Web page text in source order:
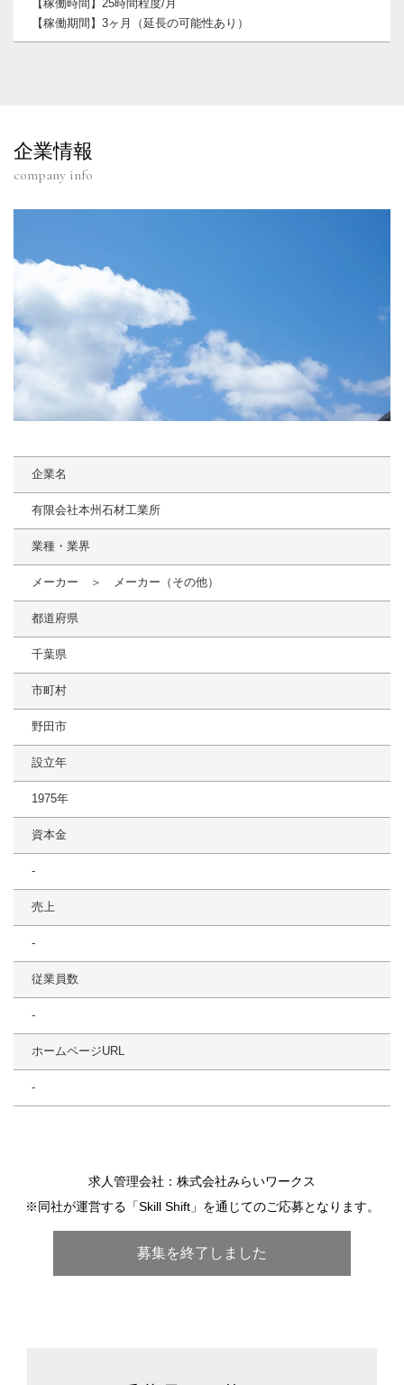
【稼働時間】25時間程度/月
【稼働期間】3ヶ月（延長の可能性あり）
企業情報
company info
企業名
有限会社本州石材工業所
業種・業界
メーカー ＞ メーカー（その他）
都道府県
千葉県
市町村
野田市
設立年
1975年
資本金
-
売上
-
従業員数
-
ホームページURL
-
募集を終了しました
求人管理会社：株式会社みらいワークス
※同社が運営する「Skill Shift」を通じてのご応募となります。